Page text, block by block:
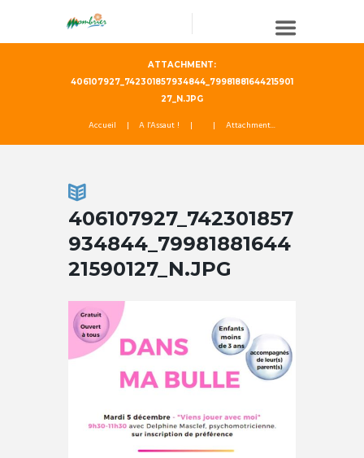
ATTACHMENT:
406107927_742301857934844_79981881644215901
27_N.JPG
Accueil A l'Assaut ! Attachment...
406107927_742301857
934844_79981881644
21590127_N.JPG